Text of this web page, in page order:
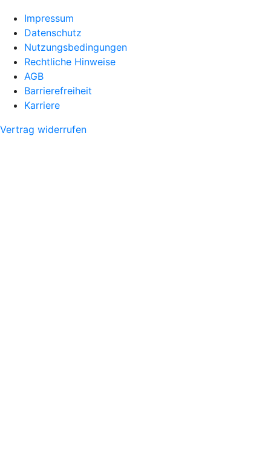
Impressum
Datenschutz
Nutzungsbedingungen
Rechtliche Hinweise
AGB
Barrierefreiheit
Karriere
Vertrag widerrufen